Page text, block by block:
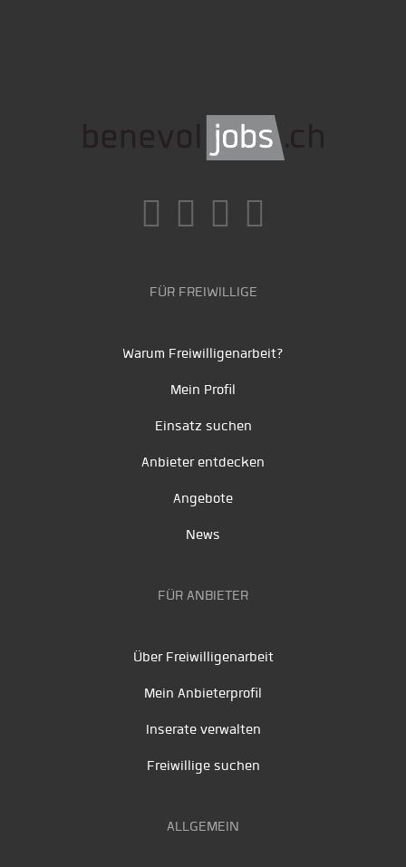
FÜR FREIWILLIGE
Warum Freiwilligenarbeit?
Mein Profil
Einsatz suchen
Anbieter entdecken
Angebote
News
FÜR ANBIETER
Über Freiwilligenarbeit
Mein Anbieterprofil
Inserate verwalten
Freiwillige suchen
ALLGEMEIN